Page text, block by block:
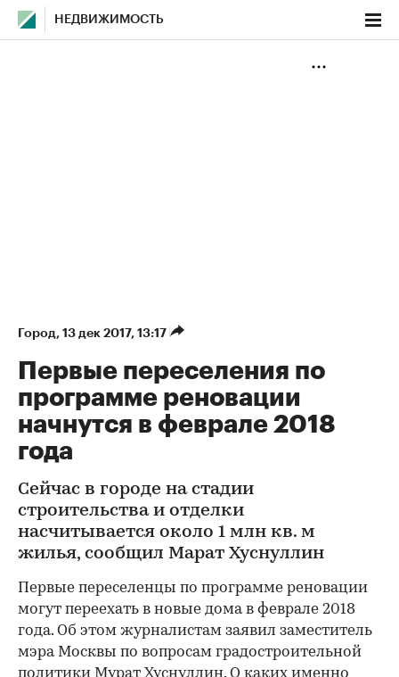
НЕДВИЖИМОСТЬ
Город⁠, 13 дек 2017, 13:17
Первые переселения по
программе реновации
начнутся в феврале 2018
года
Сейчас в городе на стадии
строительства и отделки
насчитывается около 1 млн кв. м
жилья, сообщил Марат Хуснуллин
Первые переселенцы по программе реновации
могут переехать в новые дома в феврале 2018
года. Об этом журналистам заявил заместитель
мэра Москвы по вопросам градостроительной
политики Мурат Хуснуллин. О каких именно